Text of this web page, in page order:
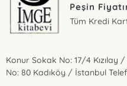
Peşin
Tüm Kredi
Konur Sokak No: 17/4
No: 80 Kadıköy / İstanbul